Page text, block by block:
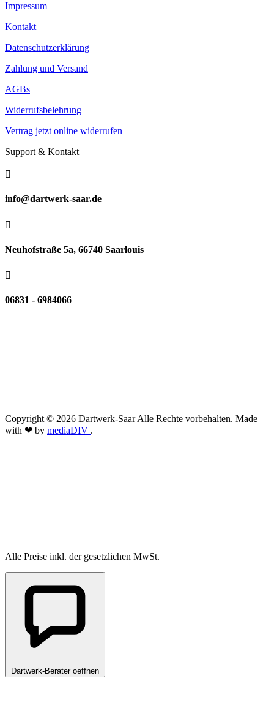
Impressum
Kontakt
Datenschutzerklärung
Zahlung und Versand
AGBs
Widerrufsbelehrung
Vertrag jetzt online widerrufen
Support & Kontakt

info@dartwerk-saar.de

Neuhofstraße 5a, 66740 Saarlouis

06831 - 6984066
Copyright © 2026 Dartwerk-Saar Alle Rechte vorbehalten. Made
with ❤ by mediaDIV .
Alle Preise inkl. der gesetzlichen MwSt.
Dartwerk-Berater oeffnen